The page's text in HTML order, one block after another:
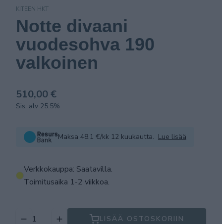
KITEEN HKT
Notte divaani
vuodesohva 190
valkoinen
510,00 €
Sis. alv 25.5%
Maksa 48.1 €/kk 12 kuukautta. Lue lisää
Verkkokauppa: Saatavilla.
Toimitusaika 1-2 viikkoa.
LISÄÄ OSTOSKORIIN